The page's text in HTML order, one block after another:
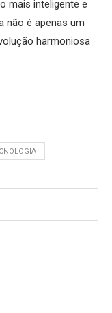
mais inteligente e
não é apenas um
harmoniosa